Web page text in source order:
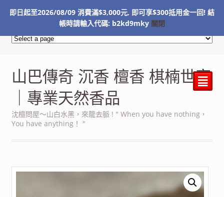
山巴傳奇 沉香 檀香 棋楠世家
｜專業天然香品
沈檀問屋～山白水黑，來龍去脈 ! " When you have nothing，
You have anything！ "
²
即日起至2026/08/09 消費滿$3,000元, 即可享$300抵用金一回! 結
帳時請輸入代碼: b2kd9mky 關閉